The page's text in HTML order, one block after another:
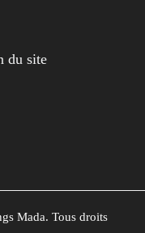
du site
Mada. Tous droits